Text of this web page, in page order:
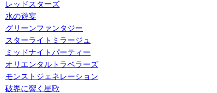
レッドスターズ
水の遊宴
グリーンファンタジー
スターライトミラージュ
ミッドナイトパーティー
オリエンタルトラベラーズ
モンストジェネレーション
破界に響く星歌